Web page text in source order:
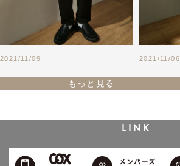
2021/11/09 2021/11/06
もっと見る
LINK